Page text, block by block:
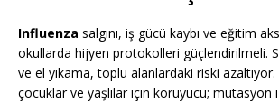
Influenza salgını, iş gücü kaybı ve eğitim
okullarda hijyen protokolleri güçlendirilmeli.
ve el yıkama, toplu alanlardaki riski azaltıyor.
çocuklar ve yaşlılar için koruyucu; mutasyon